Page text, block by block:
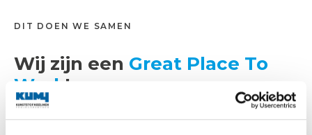
DIT DOEN WE SAMEN
Wij zijn een Great Place To
Work !